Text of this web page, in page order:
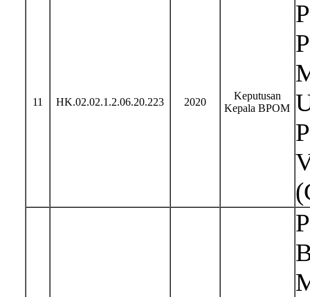
11 HK.02.02.1.2.06.20.223 2020
Keputusan
Kepala BPOM